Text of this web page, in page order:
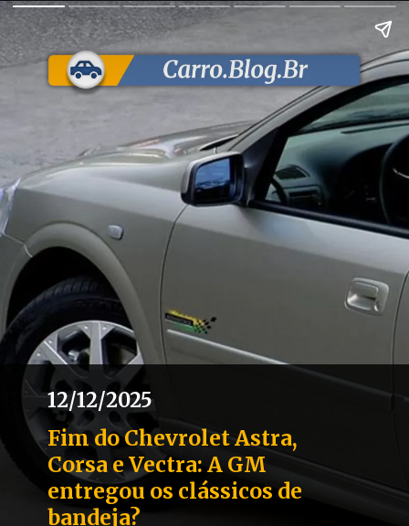
Fim do Chevrolet Astra,
Corsa e Vectra: A GM
entregou os clássicos de
bandeja?
12/12/2025